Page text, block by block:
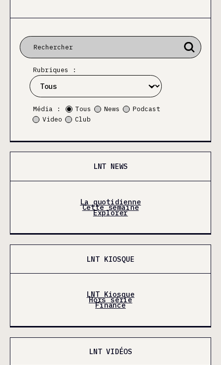
Rubriques :
Média : Tous News
Podcast
Video
Club
LNT NEWS
La quotidienne
Cette semaine
Explorer
LNT KIOSQUE
LNT Kiosque
Hors série
Finance
LNT VIDÉOS